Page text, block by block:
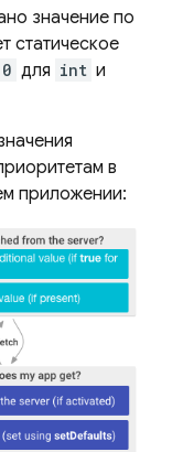
значение по
статическое
0 для int и
в
приложении: